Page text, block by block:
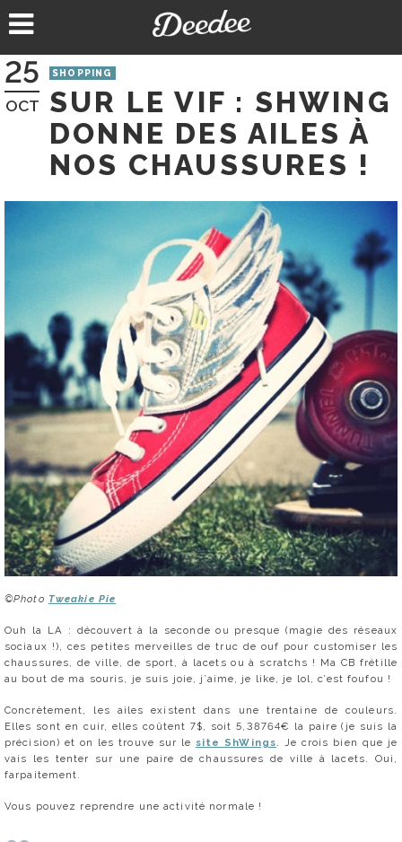
au
25
OCT
SHOPPING
SUR LE VIF : SHWING
DONNE DES AILES À
NOS CHAUSSURES !
©Photo Tweakie Pie
Ouh la LA : découvert à la seconde ou presque (magie des réseaux
sociaux !), ces petites merveilles de truc de ouf pour customiser les
chaussures, de ville, de sport, à lacets ou à scratchs ! Ma CB frétille
au bout de ma souris, je suis joie, j’aime, je like, je lol, c’est foufou !
Concrètement, les ailes existent dans une trentaine de couleurs.
Elles sont en cuir, elles coûtent 7$, soit 5,38764€ la paire (je suis la
précision) et on les trouve sur le site ShWings. Je crois bien que je
vais les tenter sur une paire de chaussures de ville à lacets. Oui,
farpaitement.
Vous pouvez reprendre une activité normale !